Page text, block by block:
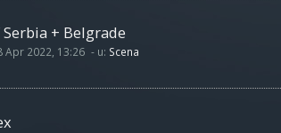
+ Belgrade
Apr 2022, 13:26 - u: Scena